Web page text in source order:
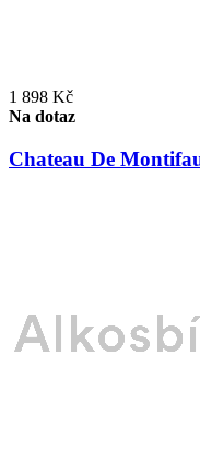
1 898 Kč
Na dotaz
Chateau De